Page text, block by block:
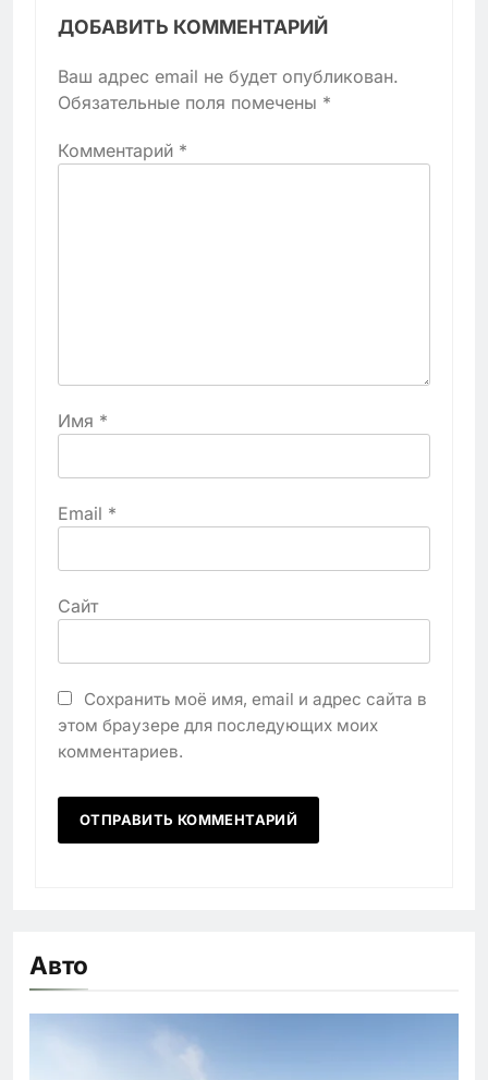
ДОБАВИТЬ КОММЕНТАРИЙ
Ваш адрес email не будет опубликован.
Обязательные поля помечены *
Комментарий *
Имя *
Email *
Сайт
Сохранить моё имя, email и адрес сайта в
этом браузере для последующих моих
комментариев.
Авто